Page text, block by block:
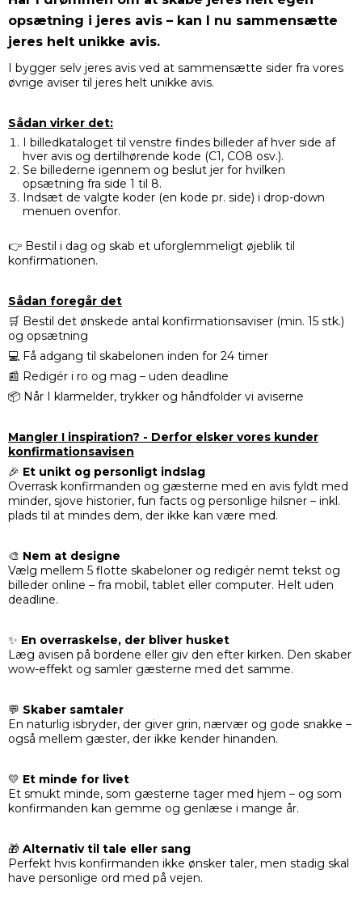
opsætning i jeres avis – kan I nu sammensætte
jeres helt unikke avis.
I bygger selv jeres avis ved at sammensætte sider fra vores
øvrige aviser til jeres helt unikke avis.
Sådan virker det:
I billedkataloget til venstre findes billeder af hver side af
hver avis og dertilhørende kode (C1, CO8 osv.).
Se billederne igennem og beslut jer for hvilken
opsætning fra side 1 til 8.
Indsæt de valgte koder (en kode pr. side) i drop-down
menuen ovenfor.
👉 Bestil i dag og skab et uforglemmeligt øjeblik til
konfirmationen.
Sådan foregår det
🛒 Bestil det ønskede antal konfirmationsaviser (min. 15 stk.)
og opsætning
💻 Få adgang til skabelonen inden for 24 timer
📰 Redigér i ro og mag – uden deadline
📦 Når I klarmelder, trykker og håndfolder vi aviserne
Mangler I inspiration? - Derfor elsker vores kunder
konfirmationsavisen
🎉 Et unikt og personligt indslag
Overrask konfirmanden og gæsterne med en avis fyldt med
minder, sjove historier, fun facts og personlige hilsner – inkl.
plads til at mindes dem, der ikke kan være med.
🎨 Nem at designe
Vælg mellem 5 flotte skabeloner og redigér nemt tekst og
billeder online – fra mobil, tablet eller computer. Helt uden
deadline.
✨ En overraskelse, der bliver husket
Læg avisen på bordene eller giv den efter kirken. Den skaber
wow-effekt og samler gæsterne med det samme.
💬 Skaber samtaler
En naturlig isbryder, der giver grin, nærvær og gode snakke –
også mellem gæster, der ikke kender hinanden.
💛 Et minde for livet
Et smukt minde, som gæsterne tager med hjem – og som
konfirmanden kan gemme og genlæse i mange år.
🎁 Alternativ til tale eller sang
Perfekt hvis konfirmanden ikke ønsker taler, men stadig skal
have personlige ord med på vejen.